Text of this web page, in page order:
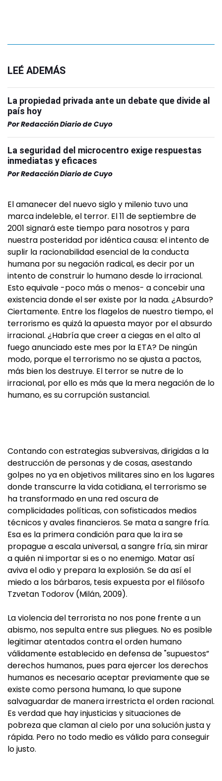
LEÉ ADEMÁS
La propiedad privada ante un debate que divide al
país hoy
PorRedacción Diario de Cuyo
La seguridad del microcentro exige respuestas
inmediatas y eficaces
PorRedacción Diario de Cuyo
El amanecer del nuevo siglo y milenio tuvo una
marca indeleble, el terror. El 11 de septiembre de
2001 signará este tiempo para nosotros y para
nuestra posteridad por idéntica causa: el intento de
suplir la racionabilidad esencial de la conducta
humana por su negación radical, es decir por un
intento de construir lo humano desde lo irracional.
Esto equivale -poco más o menos- a concebir una
existencia donde el ser existe por la nada. ¿Absurdo?
Ciertamente. Entre los flagelos de nuestro tiempo, el
terrorismo es quizá la apuesta mayor por el absurdo
irracional. ¿Habría que creer a ciegas en el alto al
fuego anunciado este mes por la ETA? De ningún
modo, porque el terrorismo no se ajusta a pactos,
más bien los destruye. El terror se nutre de lo
irracional, por ello es más que la mera negación de lo
humano, es su corrupción sustancial.
Contando con estrategias subversivas, dirigidas a la
destrucción de personas y de cosas, asestando
golpes no ya en objetivos militares sino en los lugares
donde transcurre la vida cotidiana, el terrorismo se
ha transformado en una red oscura de
complicidades políticas, con sofisticados medios
técnicos y avales financieros. Se mata a sangre fría.
Esa es la primera condición para que la ira se
propague a escala universal, a sangre fría, sin mirar
a quién ni importar si es o no enemigo. Matar así
aviva el odio y prepara la explosión. Se da así el
miedo a los bárbaros, tesis expuesta por el filósofo
Tzvetan Todorov (Milán, 2009).
La violencia del terrorista no nos pone frente a un
abismo, nos sepulta entre sus pliegues. No es posible
legitimar atentados contra el orden humano
válidamente establecido en defensa de "supuestos”
derechos humanos, pues para ejercer los derechos
humanos es necesario aceptar previamente que se
existe como persona humana, lo que supone
salvaguardar de manera irrestricta el orden racional.
Es verdad que hay injusticias y situaciones de
pobreza que claman al cielo por una solución justa y
rápida. Pero no todo medio es válido para conseguir
lo justo.